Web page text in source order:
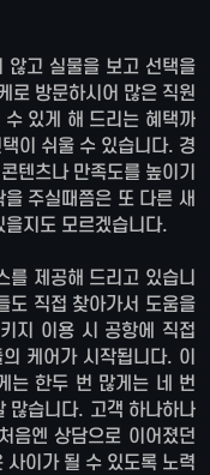
않고 실물을 보고 선택을
로 방문하시어 많은 직원
있게 해 드리는 혜택까
이 쉬울 수 있습니다. 경
텐츠나 만족도를 높이기
주실때쯤은 또 다른 새
지도 모르겠습니다.
를 제공해 드리고 있습니
도 직접 찾아가서 도움을
지 이용 시 공항에 직접
케어가 시작됩니다. 이
는 한두 번 많게는 네 번
많습니다. 고객 하나하나
음엔 상담으로 이어졌던
사이가 될 수 있도록 노력